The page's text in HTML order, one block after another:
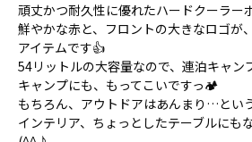
頑丈かつ耐久性に優れたハードクーラー
鮮やかな赤と、フロントの大きなロゴが
アイテムです👍
54リットルの大容量なので、連泊キャン
キャンプにも、もってこいですっ🏕️
もちろん、アウトドアはあんまり…とい
インテリア、ちょっとしたテーブルにも